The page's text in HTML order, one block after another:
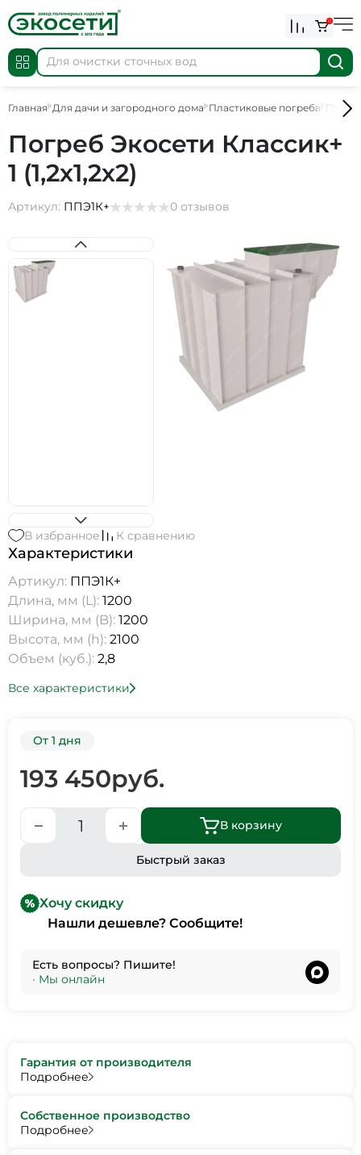
0
Главная Для дачи и загородного дома Пластиковые погреба
Погреб Экосети Классик+
1 (1,2х1,2х2)
Артикул: ППЭ1К+ 0 отзывов
В избранное К сравнению
Характеристики
Артикул: ППЭ1К+
Длина, мм (L): 1200
Ширина, мм (B): 1200
Высота, мм (h): 2100
Объем (куб.): 2,8
Все характеристики
От 1 дня
193 450руб.
В корзину
Быстрый заказ
Хочу скидку
Нашли дешевле? Сообщите!
Есть вопросы? Пишите!
• Мы онлайн
Гарантия от производителя
Подробнее
Собственное производство
Подробнее